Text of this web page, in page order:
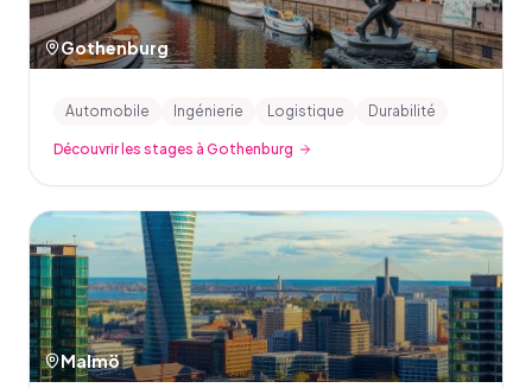
Gothenburg
Automobile Ingénierie Logistique Durabilité
Découvrir les stages à Gothenburg
Malmö